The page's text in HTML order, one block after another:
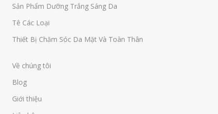
Sản Phẩm Dưỡng Trắng Sáng Da
Tê Các Loại
Thiết Bị Chăm Sóc Da Mặt Và Toàn Thân
Về chúng tôi
Blog
Giới thiệu